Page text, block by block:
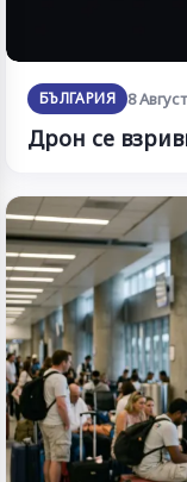
БЪЛГАРИЯ 8
Дрон се